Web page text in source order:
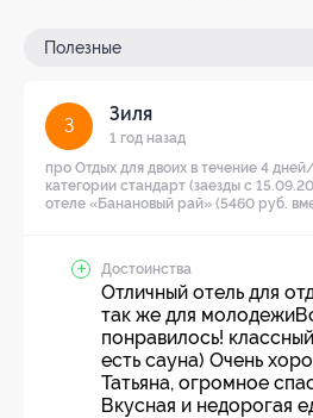
Полезные
З
Зиля
1 год назад
про Отдых для двоих в течение 4
категории стандарт (заезды с
отеле «Банановый рай» (5460 руб.
Достоинства
Отличный отель для
так же для
понравилось!
есть сауна) Очень
Татьяна, огромное
Вкусная и недорогая